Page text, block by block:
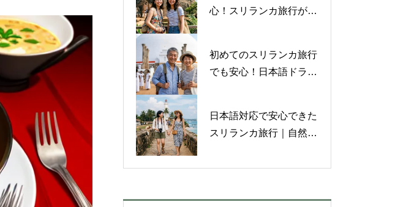
心！スリランカ旅行がも
初めてのスリランカ旅行
でも安心！日本語ドライ
日本語対応で安心できた
スリランカ旅行｜自然を
の声】